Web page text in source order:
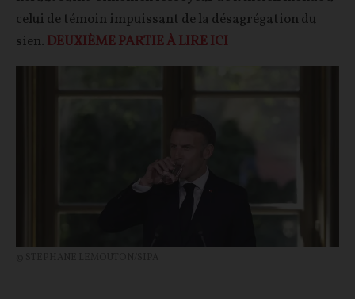
celui de témoin impuissant de la désagrégation du
sien. DEUXIÈME PARTIE À LIRE ICI